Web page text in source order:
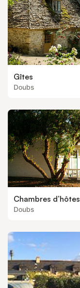
Gîtes
Doubs
Chambres d’hôtes
Doubs